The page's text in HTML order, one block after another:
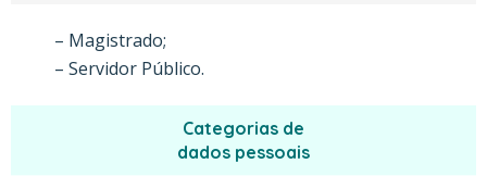
– Magistrado;
– Servidor Público.
Categorias de
dados pessoais